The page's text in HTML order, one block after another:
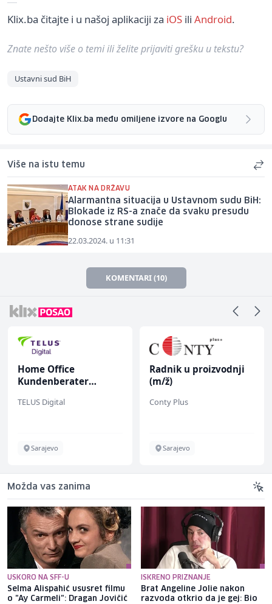
Klix.ba čitajte i u našoj aplikaciji za iOS ili Android.
Znate nešto više o temi ili želite prijaviti grešku u tekstu?
Ustavni sud BiH
Dodajte Klix.ba među omiljene izvore na Googlu
Više na istu temu
ATAK NA DRŽAVU
Alarmantna situacija u Ustavnom sudu BiH:
Blokade iz RS-a znače da svaku presudu
donose strane sudije
22.03.2024. u 11:31
KOMENTARI (10)
Home Office
Kundenberater
renommiertes
TELUS Digital
Sarajevo
Radnik u proizvodnji
(m/ž)
Conty Plus
Sarajevo
Možda vas zanima
USKORO NA SFF-U
Selma Alispahić ususret filmu
o "Ay Carmeli": Dragan Jovičić
ISKRENO PRIZNANJE
Brat Angeline Jolie nakon
razvoda otkrio da je gej: Bio